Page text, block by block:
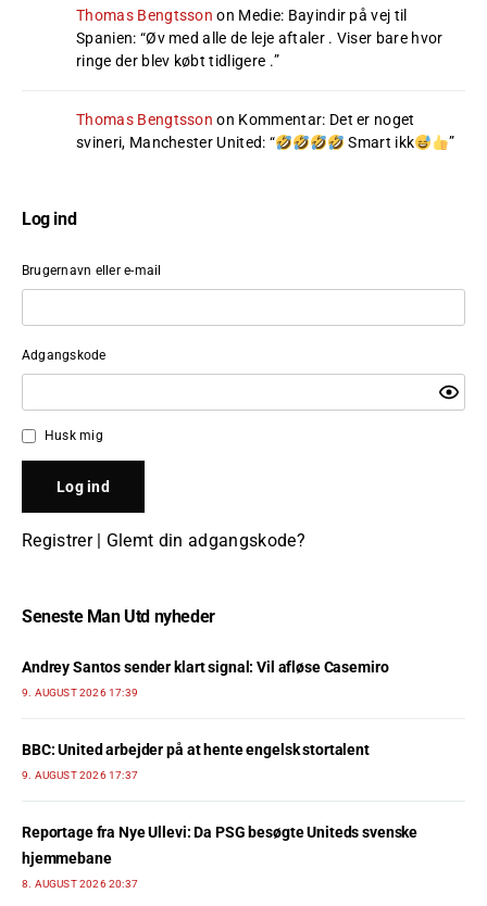
Thomas Bengtsson on Medie: Bayindir på vej til
Spanien: “Øv med alle de leje aftaler . Viser bare hvor
ringe der blev købt tidligere .”
Thomas Bengtsson on Kommentar: Det er noget
svineri, Manchester United: “ Smart ikk ”
Log ind
Brugernavn eller e-mail
Adgangskode
Husk mig
Registrer| Glemt din adgangskode?
Seneste Man Utd nyheder
Andrey Santos sender klart signal: Vil afløse Casemiro
9. AUGUST 2026 17:39
BBC: United arbejder på at hente engelsk stortalent
9. AUGUST 2026 17:37
Reportage fra Nye Ullevi: Da PSG besøgte Uniteds svenske
hjemmebane
8. AUGUST 2026 20:37